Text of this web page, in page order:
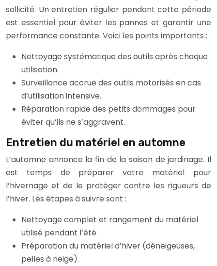
sollicité. Un entretien régulier pendant cette période
est essentiel pour éviter les pannes et garantir une
performance constante. Voici les points importants :
Nettoyage systématique des outils après chaque
utilisation.
Surveillance accrue des outils motorisés en cas
d’utilisation intensive.
Réparation rapide des petits dommages pour
éviter qu’ils ne s’aggravent.
Entretien du matériel en automne
L’automne annonce la fin de la saison de jardinage. Il
est temps de préparer votre matériel pour
l’hivernage et de le protéger contre les rigueurs de
l’hiver. Les étapes à suivre sont :
Nettoyage complet et rangement du matériel
utilisé pendant l’été.
Préparation du matériel d’hiver (déneigeuses,
pelles à neige).